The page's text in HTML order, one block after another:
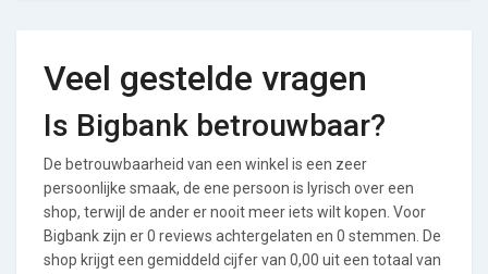
Veel gestelde vragen
Is Bigbank betrouwbaar?
De betrouwbaarheid van een winkel is een zeer
persoonlijke smaak, de ene persoon is lyrisch over een
shop, terwijl de ander er nooit meer iets wilt kopen. Voor
Bigbank zijn er 0 reviews achtergelaten en 0 stemmen. De
shop krijgt een gemiddeld cijfer van 0,00 uit een totaal van